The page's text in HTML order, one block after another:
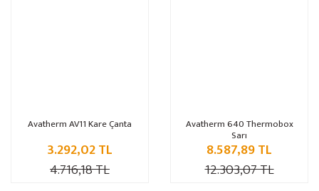
Avatherm AV11 Kare Çanta
3.292,02 TL
4.716,18 TL
Avatherm 640 Thermobox
Sarı
8.587,89 TL
12.303,07 TL